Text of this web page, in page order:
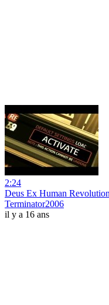
2:24
Deus Ex Human
Terminator2006
il y a 16 ans